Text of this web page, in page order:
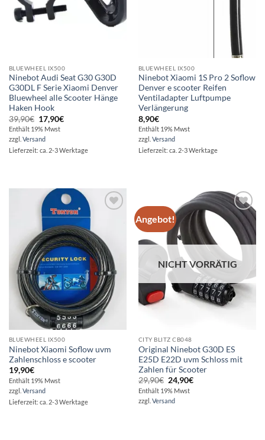
BLUEWHEEL IX500
Ninebot Audi Seat G30 G30D
G30DL F Serie Xiaomi Denver
Bluewheel alle Scooter Hänge
Haken Hook
39,90€ Ursprünglicher
Preis
war:
39,90€
17,90€Aktueller
Enthält 19% Mwst
zzgl. Versand
Lieferzeit: ca. 2-3 Werktage
BLUEWHEEL IX500
Ninebot Xiaomi 1S Pro 2 Soflow
Denver e scooter Reifen
Ventiladapter Luftpumpe
Verlängerung
8,90€
Enthält 19% Mwst
zzgl. Versand
Lieferzeit: ca. 2-3 Werktage
Wunschliste
BLUEWHEEL IX500
Ninebot Xiaomi Soflow uvm
Zahlenschloss e scooter
19,90€
Enthält 19% Mwst
zzgl. Versand
Lieferzeit: ca. 2-3 Werktage
Angebot!
Auf die
Wunschliste
NICHT VORRÄTIG
CITY BLITZ CB048
Original Ninebot G30D ES
E25D E22D uvm Schloss mit
Zahlen für Scooter
29,90€ Ursprünglicher
Preis
war:
29,90€
24,90€Aktueller
Enthält 19% Mwst
zzgl. Versand